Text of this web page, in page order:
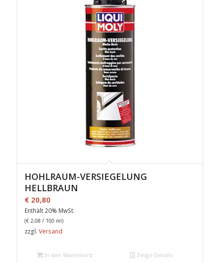
HOHLRAUM-VERSIEGELUNG
HELLBRAUN
€20,80
Enthält 20% MwSt.
(€2,08 / 100 ml)
zzgl. Versand
In den Warenkorb Zeige Details